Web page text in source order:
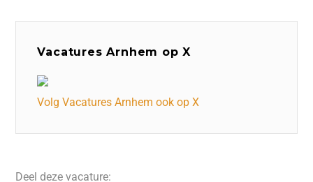
Vacatures Arnhem op X
Volg Vacatures Arnhem ook op X
Deel deze vacature: